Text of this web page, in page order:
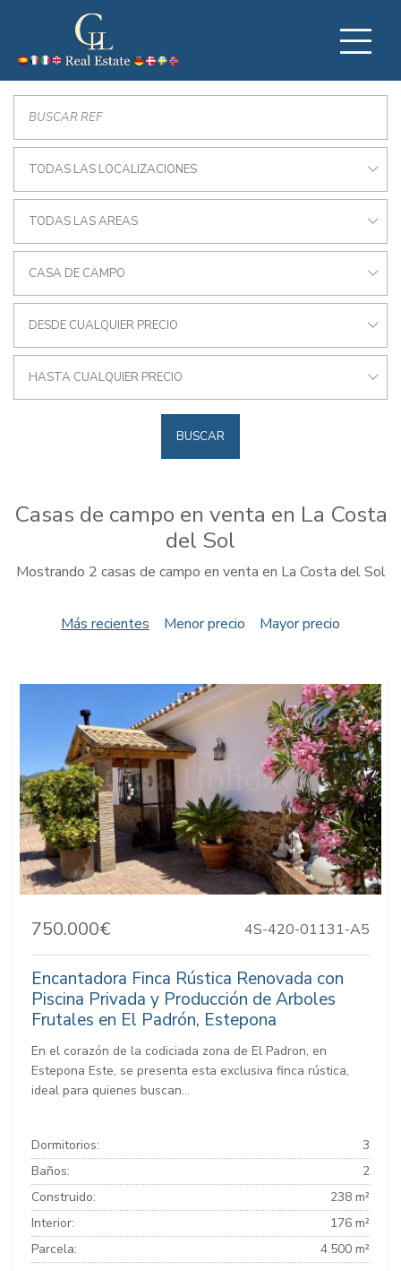
TODAS LAS LOCALIZACIONES
TODAS LAS AREAS
CASA DE CAMPO
DESDE CUALQUIER PRECIO
HASTA CUALQUIER PRECIO
BUSCAR
Casas de campo en venta en La Costa
del Sol
Mostrando 2 casas de campo en venta en La Costa del Sol
Más recientes Menor precio Mayor precio
750.000€ 4S-420-01131-A5
Encantadora Finca Rústica Renovada con
Piscina Privada y Producción de Arboles
Frutales en El Padrón, Estepona
En el corazón de la codiciada zona de El Padron, en
Estepona Este, se presenta esta exclusiva finca rústica,
ideal para quienes buscan...
Dormitorios:
3
Baños:
2
Construido:
238 m²
Interior:
176 m²
Parcela:
4.500 m²